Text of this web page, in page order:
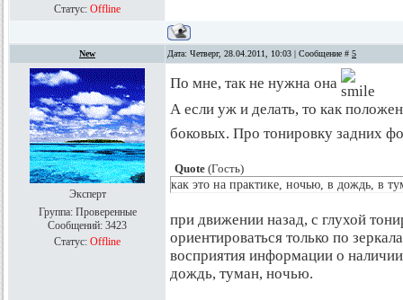
Статус: Offline
New Дата: Четверг, 28.04.2011, 10:03 | Сообщение # 5
Эксперт
Группа: Проверенные
Сообщений: 3423
Статус: Offline
По мне, так не нужна она
А если уж и делать, то как
боковых. Про тонировку задних
Quote (Гость)
как это на практике, ночью, в дождь, в
при движении назад, с глухой
ориентироваться только по
восприятия информации о
дождь, туман, ночью.